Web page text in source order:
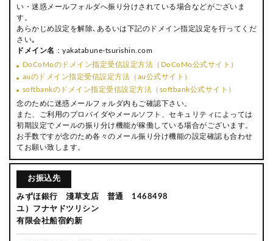
い・迷惑メールフォルダへ振り分けされている場合などがございま
す。
あらかじめ設定を解除､あるいは下記のドメイン指定設定を行ってくだ
さい｡
ドメイン名 ：yakatabune-tsurishin.com
DoCoMoのドメイン指定受信設定方法（DoCoMo公式サイト）
auのドメイン指定受信設定方法（au公式サイト）
softbankのドメイン指定受信設定方法（softbank公式サイト）
念のために迷惑メールフォルダ内もご確認下さい。
また、ご利用のプロバイダやメールソフト、セキュリティによっては
初期設定でメールの振り分け機能が稼働している場合がございます。
お手数ですが念のため各々のメール振り分け機能の設定確認も合わせ
てお願い致します。
お振込先
みずほ銀行 淺草支店 普通 1468498
ユ）フナヤドツリシン
有限会社船宿釣新